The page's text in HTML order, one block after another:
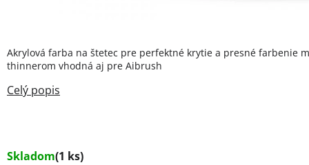
Skladom(1 ks)
Akrylová farba na štetec pre perfektné krytie a presné farbenie
thinnerom vhodná aj pre Aibrush